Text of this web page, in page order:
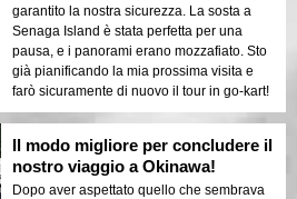
garantito la nostra sicurezza. La sosta a
Senaga Island è stata perfetta per una
pausa, e i panorami erano mozzafiato. Sto
già pianificando la mia prossima visita e
farò sicuramente di nuovo il tour in go-kart!
Il modo migliore per concludere il
nostro viaggio a Okinawa!
Dopo aver aspettato quello che sembrava